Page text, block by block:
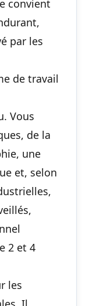
convient
par les
de travail
Vous
de la
une
et, selon
2 et 4
les